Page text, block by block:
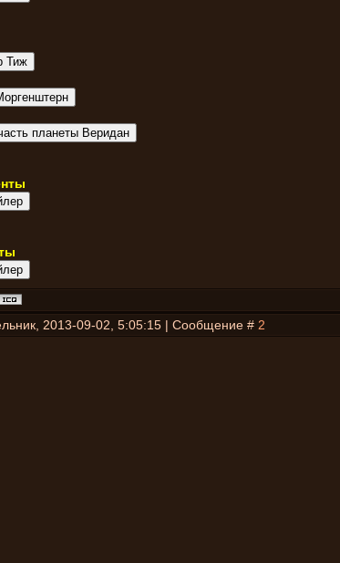
2013-09-02, 5:05:15 | Сообщение # 2